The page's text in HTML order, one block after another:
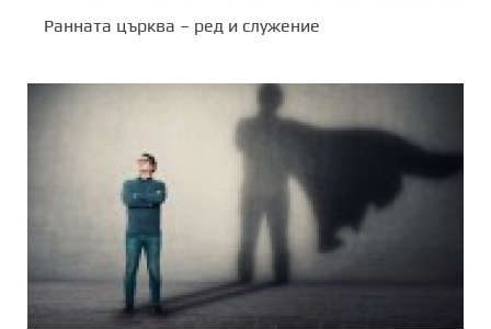
Ранната църква – ред и служение